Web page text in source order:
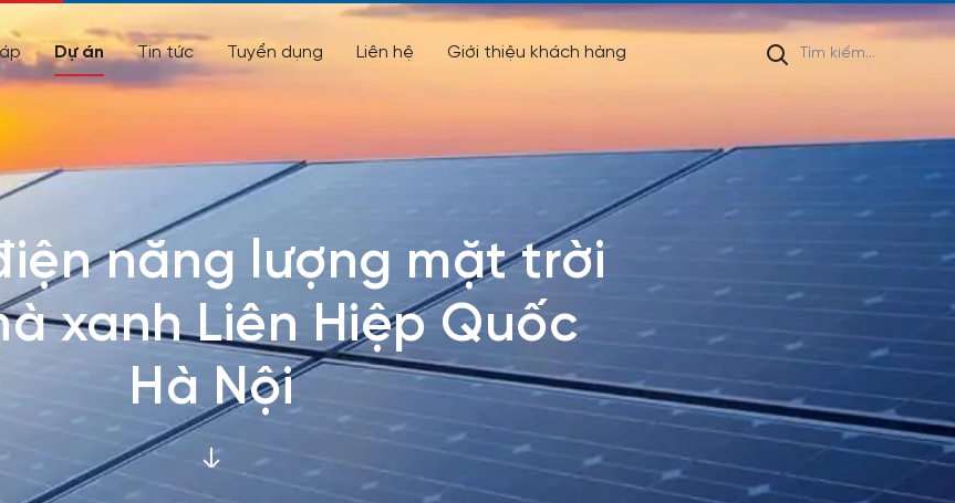
Dự án Tin tức Tuyển dụng Liên hệ Giới thiệu khách hàng
năng lượng mặt trời
xanh Liên Hiệp Quốc
Hà Nội